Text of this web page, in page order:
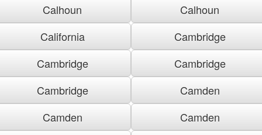
Calhoun
Calhoun
California
Cambridge
Cambridge
Cambridge
Cambridge
Camden
Camden
Camden